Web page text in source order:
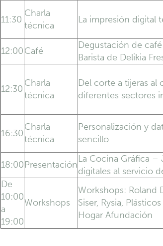
11:30
Charla
técnica
La impresión digital
12:00Café
Degustación de
Barista de Delikia
12:30
Charla
técnica
Del corte a tijeras
diferentes sectores
16:30
Charla
técnica
Personalización y
sencillo
18:00Presentación
La Cocina Gráfica –
digitales al servicio
De
10:00
a
19:00
Workshops
Workshops: Roland
Siser, Rysia,
Hogar Afundación